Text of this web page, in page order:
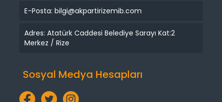
E-Posta: bilgi@akpartirizemib.com
Adres: Atatürk Caddesi Belediye Sarayı Kat:2
Merkez / Rize
Sosyal Medya Hesapları